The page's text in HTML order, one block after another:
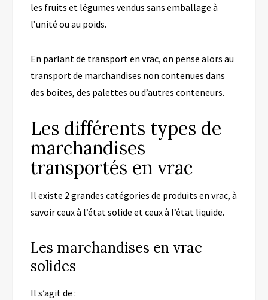
les fruits et légumes vendus sans emballage à
l’unité ou au poids.
En parlant de transport en vrac, on pense alors au
transport de marchandises non contenues dans
des boites, des palettes ou d’autres conteneurs.
Les différents types de
marchandises
transportés en vrac
Il existe 2 grandes catégories de produits en vrac, à
savoir ceux à l’état solide et ceux à l’état liquide.
Les marchandises en vrac
solides
Il s’agit de :